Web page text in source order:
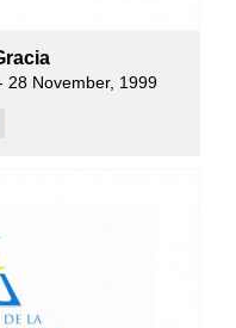
28 November, 1999